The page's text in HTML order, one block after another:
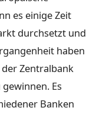
es einige Zeit
durchsetzt und
haben
Zentralbank
Es
Banken